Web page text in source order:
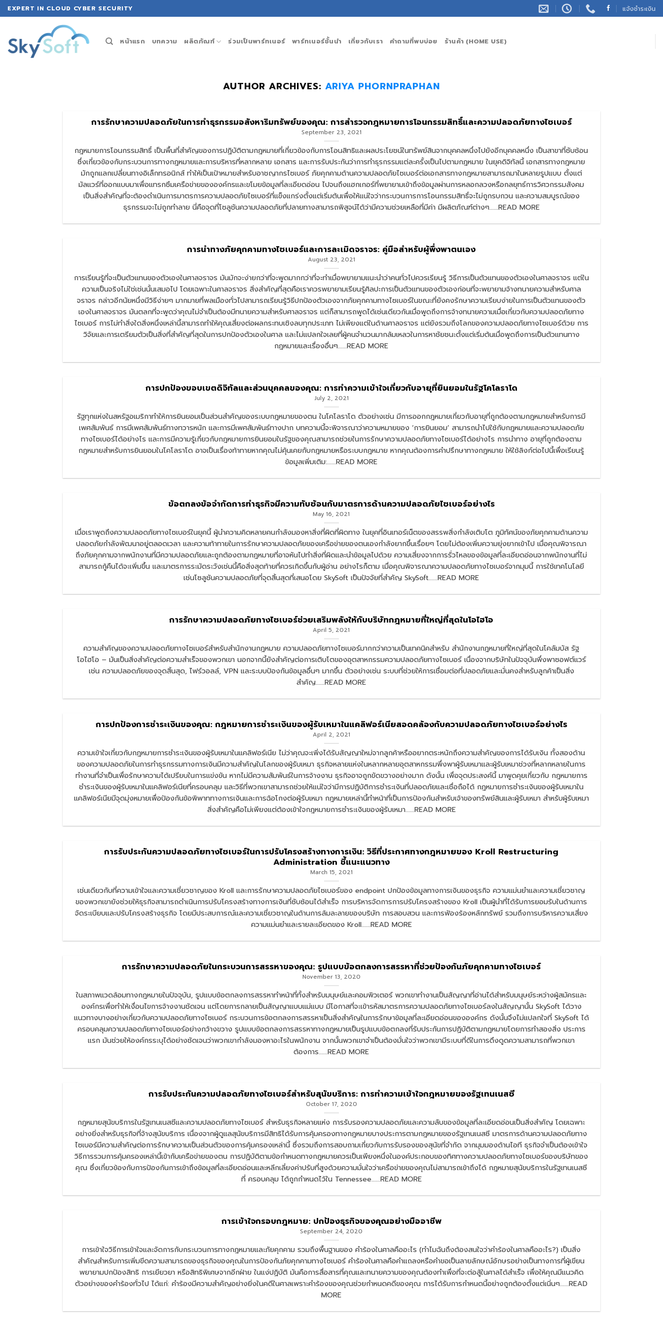
Skip
to
EXPERT IN CLOUD CYBER SECURITY แจ้งชำระเงิน
หน้าแรก บทความ ผลิตภัณฑ์ ร่วมเป็นพาร์ทเนอร์ พาร์ทเนอร์ชั้นนำ เกี่ยวกับเรา คำถามที่พบบ่อย ร้านค้า (HOME USE)
AUTHOR ARCHIVES: ARIYA PHORNPRAPHAN
การรักษาความปลอดภัยในการทำธุรกรรมอสังหาริมทรัพย์ของคุณ: การสำรวจกฎหมายการโอนกรรมสิทธิ์และความปลอดภัยทางไซเบอร์
September 23, 2021
กฎหมายการโอนกรรมสิทธิ์ เป็นพื้นที่สำคัญของการปฏิบัติตามกฎหมายที่เกี่ยวข้องกับการโอนสิทธิและผลประโยชน์ในทรัพย์สินจากบุคคลหนึ่งไปยังอีกบุคคลหนึ่ง เป็นสาขาที่ซับซ้อน
ซึ่งเกี่ยวข้องกับกระบวนการทางกฎหมายและการบริหารที่หลากหลาย เอกสาร และการรับประกันว่าการทำธุรกรรมแต่ละครั้งเป็นไปตามกฎหมาย ในยุคดิจิทัลนี้ เอกสารทางกฎหมาย
มักถูกแลกเปลี่ยนทางอิเล็กทรอนิกส์ ทำให้เป็นเป้าหมายสำหรับอาชญากรไซเบอร์ ภัยคุกคามด้านความปลอดภัยไซเบอร์ต่อเอกสารทางกฎหมายสามารถมาในหลายรูปแบบ ตั้งแต่
มัลแวร์ที่ออกแบบมาเพื่อแทรกซึมเครือข่ายขององค์กรและขโมยข้อมูลที่ละเอียดอ่อน ไปจนถึงแฮกเกอร์ที่พยายามเข้าถึงข้อมูลผ่านการหลอกลวงหรือกลยุทธ์การวิศวกรรมสังคม
เป็นสิ่งสำคัญที่จะต้องดำเนินการมาตรการความปลอดภัยไซเบอร์ที่แข็งแกร่งตั้งแต่เริ่มต้นเพื่อให้แน่ใจว่ากระบวนการการโอนกรรมสิทธิ์จะไม่ถูกรบกวน และความสมบูรณ์ของ
ธุรกรรมจะไม่ถูกทำลาย นี่คือจุดที่โซลูชันความปลอดภัยที่ปลายทางสามารถพิสูจน์ได้ว่ามีความช่วยเหลือที่มีค่า มีผลิตภัณฑ์ต่างๆ......READ MORE
การนำทางภัยคุกคามทางไซเบอร์และการละเมิดจราจร: คู่มือสำหรับผู้พึ่งพาตนเอง
August 23, 2021
การเรียนรู้ที่จะเป็นตัวแทนของตัวเองในศาลจราจร มันมักจะง่ายกว่าที่จะพูดมากกว่าที่จะทำเมื่อพยายามแนะนำว่าคนทั่วไปควรเรียนรู้ วิธีการเป็นตัวแทนของตัวเองในศาลจราจร แต่ใน
ความเป็นจริงไม่ใช่เช่นนั้นเสมอไป โดยเฉพาะในศาลจราจร สิ่งสำคัญที่สุดคือเราควรพยายามเรียนรู้ศิลปะการเป็นตัวแทนของตัวเองก่อนที่จะพยายามจ้างทนายความสำหรับศาล
จราจร กล่าวอีกนัยหนึ่งมีวิธีง่ายๆ มากมายที่พลเมืองทั่วไปสามารถเรียนรู้วิธีปกป้องตัวเองจากภัยคุกคามทางไซเบอร์ในขณะที่ยังคงรักษาความเรียบง่ายในการเป็นตัวแทนของตัว
เองในศาลจราจร มันตลกที่จะพูดว่าคุณไม่จำเป็นต้องมีทนายความสำหรับศาลจราจร แต่ก็สามารถพูดได้เช่นเดียวกันเมื่อพูดถึงการจ้างทนายความเมื่อเกี่ยวกับความปลอดภัยทาง
ไซเบอร์ การไม่ทำสิ่งใดสิ่งหนึ่งเหล่านี้สามารถทำให้คุณเสี่ยงต่อผลกระทบเชิงลบทุกประเภท ไม่เพียงแต่ในด้านศาลจราจร แต่ยังรวมถึงโลกของความปลอดภัยทางไซเบอร์ด้วย การ
วิจัยและการเตรียมตัวเป็นสิ่งที่สำคัญที่สุดในการปกป้องตัวเองในศาล และไม่แปลกใจเลยที่ผู้คนจำนวนมากล้มเหลวในการหาชัยชนะตั้งแต่เริ่มต้นเมื่อพูดถึงการเป็นตัวแทนทาง
กฎหมายและเรื่องอื่นๆ......READ MORE
การปกป้องขอบเขตดิจิทัลและส่วนบุคคลของคุณ: การทำความเข้าใจเกี่ยวกับอายุที่ยินยอมในรัฐโคโลราโด
July 2, 2021
รัฐทุกแห่งในสหรัฐอเมริกาทำให้การยินยอมเป็นส่วนสำคัญของระบบกฎหมายของตน ในโคโลราโด ตัวอย่างเช่น มีการออกกฎหมายเกี่ยวกับอายุที่ถูกต้องตามกฎหมายสำหรับการมี
เพศสัมพันธ์ การมีเพศสัมพันธ์ทางทวารหนัก และการมีเพศสัมพันธ์ทางปาก บทความนี้จะพิจารณาว่าความหมายของ ‘การยินยอม’ สามารถนำไปใช้กับกฎหมายและความปลอดภัย
ทางไซเบอร์ได้อย่างไร และการมีความรู้เกี่ยวกับกฎหมายการยินยอมในรัฐของคุณสามารถช่วยในการรักษาความปลอดภัยทางไซเบอร์ได้อย่างไร การนำทาง อายุที่ถูกต้องตาม
กฎหมายสำหรับการยินยอมในโคโลราโด อาจเป็นเรื่องท้าทายหากคุณไม่คุ้นเคยกับกฎหมายหรือระบบกฎหมาย หากคุณต้องการคำปรึกษาทางกฎหมาย ให้ใช้ลิงก์ต่อไปนี้เพื่อเรียนรู้
ข้อมูลเพิ่มเติม:......READ MORE
ข้อตกลงข้อจำกัดการทำธุรกิจมีความทับซ้อนกับมาตรการด้านความปลอดภัยไซเบอร์อย่างไร
May 16, 2021
เมื่อเราพูดถึงความปลอดภัยทางไซเบอร์ในยุคนี้ ผู้นำความคิดหลายคนกำลังมองหาสิ่งที่ผิดที่ผิดทาง ในยุคที่อินเทอร์เน็ตของสรรพสิ่งกำลังเติบโต ภูมิทัศน์ของภัยคุกคามด้านความ
ปลอดภัยกำลังพัฒนาอยู่ตลอดเวลา และความท้าทายในการรักษาความปลอดภัยของเครือข่ายของตนเองกำลังยากขึ้นเรื่อยๆ โดยไม่ต้องเพิ่มความยุ่งยากเข้าไป เมื่อคุณพิจารณา
ถึงภัยคุกคามจากพนักงานที่มีความปลอดภัยและถูกต้องตามกฎหมายที่อาจหันไปทำสิ่งที่ผิดและนำข้อมูลไปด้วย ความเสี่ยงจากการรั่วไหลของข้อมูลที่ละเอียดอ่อนจากพนักงานที่ไม่
สามารถกู้คืนได้จะเพิ่มขึ้น และมาตรการระมัดระวังเช่นนี้คือสิ่งสุดท้ายที่ควรเกิดขึ้นกับผู้อ่าน อย่างไรก็ตาม เมื่อคุณพิจารณาความปลอดภัยทางไซเบอร์จากมุมนี้ การใช้เทคโนโลยี
เช่นโซลูชันความปลอดภัยที่จุดสิ้นสุดที่เสนอโดย SkySoft เป็นปัจจัยที่สำคัญ SkySoft......READ MORE
การรักษาความปลอดภัยทางไซเบอร์ช่วยเสริมพลังให้กับบริษัทกฎหมายที่ใหญ่ที่สุดในโอไฮโอ
April 5, 2021
ความสำคัญของความปลอดภัยทางไซเบอร์สำหรับสำนักงานกฎหมาย ความปลอดภัยทางไซเบอร์มากกว่าความเป็นเทคนิคสำหรับ สำนักงานกฎหมายที่ใหญ่ที่สุดในโคลัมบัส รัฐ
โอไฮโอ – มันเป็นสิ่งสำคัญต่อความสำเร็จของพวกเขา นอกจากนี้ยังสำคัญต่อการเติบโตของอุตสาหกรรมความปลอดภัยทางไซเบอร์ เนื่องจากบริษัทในปัจจุบันพึ่งพาซอฟต์แวร์
เช่น ความปลอดภัยของจุดสิ้นสุด, ไฟร์วอลล์, VPN และระบบป้องกันข้อมูลอื่นๆ มากขึ้น ตัวอย่างเช่น ระบบที่ช่วยให้การเชื่อมต่อที่ปลอดภัยและมั่นคงสำหรับลูกค้าเป็นสิ่ง
สำคัญ......READ MORE
การปกป้องการชำระเงินของคุณ: กฎหมายการชำระเงินของผู้รับเหมาในแคลิฟอร์เนียสอดคล้องกับความปลอดภัยทางไซเบอร์อย่างไร
April 2, 2021
ความเข้าใจเกี่ยวกับกฎหมายการชำระเงินของผู้รับเหมาในแคลิฟอร์เนีย ไม่ว่าคุณจะเพิ่งได้รับสัญญาใหม่จากลูกค้าหรืออยากตระหนักถึงความสำคัญของการได้รับเงิน ทั้งสองด้าน
ของความปลอดภัยในการทำธุรกรรมทางการเงินมีความสำคัญในโลกของผู้รับเหมา ธุรกิจหลายแห่งในหลากหลายอุตสาหกรรมพึ่งพาผู้รับเหมาและผู้รับเหมาช่วงที่หลากหลายในการ
ทำงานที่จำเป็นเพื่อรักษาความได้เปรียบในการแข่งขัน หากไม่มีความสัมพันธ์ในการจ้างงาน ธุรกิจอาจถูกขัดขวางอย่างมาก ดังนั้น เพื่อจุดประสงค์นี้ มาพูดคุยเกี่ยวกับ กฎหมายการ
ชำระเงินของผู้รับเหมาในแคลิฟอร์เนียที่ครอบคลุม และวิธีที่พวกเขาสามารถช่วยให้แน่ใจว่ามีการปฏิบัติการชำระเงินที่ปลอดภัยและเชื่อถือได้ กฎหมายการชำระเงินของผู้รับเหมาใน
แคลิฟอร์เนียมีจุดมุ่งหมายเพื่อป้องกันข้อพิพาททางการเงินและการฉ้อโกงต่อผู้รับเหมา กฎหมายเหล่านี้ทำหน้าที่เป็นการป้องกันสำหรับเจ้าของทรัพย์สินและผู้รับเหมา สำหรับผู้รับเหมา
สิ่งสำคัญคือไม่เพียงแต่ต้องเข้าใจกฎหมายการชำระเงินของผู้รับเหมา......READ MORE
การรับประกันความปลอดภัยทางไซเบอร์ในการปรับโครงสร้างทางการเงิน: วิธีที่ประกาศทางกฎหมายของ Kroll Restructuring
Administration ชี้แนะแนวทาง
March 15, 2021
เช่นเดียวกับที่ความเข้าใจและความเชี่ยวชาญของ Kroll และการรักษาความปลอดภัยไซเบอร์ของ endpoint ปกป้องข้อมูลทางการเงินของธุรกิจ ความแม่นยำและความเชี่ยวชาญ
ของพวกเขายังช่วยให้ธุรกิจสามารถดำเนินการปรับโครงสร้างทางการเงินที่ซับซ้อนได้สำเร็จ การบริหารจัดการการปรับโครงสร้างของ Kroll เป็นผู้นำที่ได้รับการยอมรับในด้านการ
จัดระเบียบและปรับโครงสร้างธุรกิจ โดยมีประสบการณ์และความเชี่ยวชาญในด้านการล้มละลายของบริษัท การสอบสวน และการฟ้องร้องหลักทรัพย์ รวมถึงการบริหารความเสี่ยง
ความแม่นยำและรายละเอียดของ Kroll......READ MORE
การรักษาความปลอดภัยในกระบวนการสรรหาของคุณ: รูปแบบข้อตกลงการสรรหาที่ช่วยป้องกันภัยคุกคามทางไซเบอร์
November 13, 2020
ในสภาพแวดล้อมทางกฎหมายในปัจจุบัน, รูปแบบข้อตกลงการสรรหาทำหน้าที่ทั้งสำหรับมนุษย์และคอมพิวเตอร์ พวกเขาทำงานเป็นสัญญาที่อ่านได้สำหรับมนุษย์ระหว่างผู้สมัครและ
องค์กรเพื่อทำให้เงื่อนไขการจ้างงานชัดเจน แต่โดยการกลายเป็นสัญญาแบบแม่แบบ มีโอกาสที่จะเข้ารหัสมาตรการความปลอดภัยทางไซเบอร์ลงในสัญญานั้น SkySoft ได้วาง
แนวทางบางอย่างเกี่ยวกับความปลอดภัยทางไซเบอร์ กระบวนการข้อตกลงการสรรหาเป็นสิ่งสำคัญในการรักษาข้อมูลที่ละเอียดอ่อนขององค์กร ดังนั้นจึงไม่แปลกใจที่ SkySoft ได้
ครอบคลุมความปลอดภัยทางไซเบอร์อย่างกว้างขวาง รูปแบบข้อตกลงการสรรหาทางกฎหมายเป็นรูปแบบข้อตกลงที่รับประกันการปฏิบัติตามกฎหมายโดยการทำสองสิ่ง ประการ
แรก มันช่วยให้องค์กรระบุได้อย่างชัดเจนว่าพวกเขากำลังมองหาอะไรในพนักงาน จากนั้นพวกเขาจำเป็นต้องมั่นใจว่าพวกเขามีระบบที่ดีในการดึงดูดความสามารถที่พวกเขา
ต้องการ......READ MORE
การรับประกันความปลอดภัยทางไซเบอร์สำหรับสุนัขบริการ: การทำความเข้าใจกฎหมายของรัฐเทนเนสซี
October 17, 2020
กฎหมายสุนัขบริการในรัฐเทนเนสซีและความปลอดภัยทางไซเบอร์ สำหรับธุรกิจหลายแห่ง การรับรองความปลอดภัยและความลับของข้อมูลที่ละเอียดอ่อนเป็นสิ่งสำคัญ โดยเฉพาะ
อย่างยิ่งสำหรับธุรกิจที่จ้างสุนัขบริการ เนื่องจากผู้ดูแลสุนัขบริการมีสิทธิได้รับการคุ้มครองทางกฎหมายบางประการตามกฎหมายของรัฐเทนเนสซี มาตรการด้านความปลอดภัยทาง
ไซเบอร์มีความสำคัญต่อการรักษาความเป็นส่วนตัวของการคุ้มครองเหล่านี้ ซึ่งรวมถึงการสอบถามเกี่ยวกับการรับรองของสุนัขที่จำกัด จากมุมมองด้านไอที ธุรกิจจำเป็นต้องเข้าใจ
วิธีการรวมการคุ้มครองเหล่านี้เข้ากับเครือข่ายของตน การปฏิบัติตามข้อกำหนดทางกฎหมายควรเป็นเพียงหนึ่งในองค์ประกอบของทิศทางความปลอดภัยทางไซเบอร์ของบริษัทของ
คุณ ซึ่งเกี่ยวข้องกับการป้องกันการเข้าถึงข้อมูลที่ละเอียดอ่อนและหลีกเลี่ยงค่าปรับที่สูงด้วยความมั่นใจว่าเครือข่ายของคุณไม่สามารถเข้าถึงได้ กฎหมายสุนัขบริการในรัฐเทนเนสซี
ที่ ครอบคลุม ได้ถูกกำหนดไว้ใน Tennessee......READ MORE
การเข้าใจกรอบกฎหมาย: ปกป้องธุรกิจของคุณอย่างมืออาชีพ
September 24, 2020
การเข้าใจวิธีการเข้าใจและจัดการกับกระบวนการทางกฎหมายและภัยคุกคาม รวมถึงพื้นฐานของ คำร้องในศาลคืออะไร (ทำไมฉันถึงต้องสนใจว่าคำร้องในศาลคืออะไร?) เป็นสิ่ง
สำคัญสำหรับการเพิ่มขีดความสามารถของธุรกิจของคุณในการป้องกันภัยคุกคามทางไซเบอร์ คำร้องในศาลคือคำแถลงหรือคำขอเป็นลายลักษณ์อักษรอย่างเป็นทางการที่ผู้เขียน
พยายามปกป้องสิทธิ การเยียวยา หรือสิทธิพิเศษจากอีกฝ่าย ในแง่ปฏิบัติ มันคือการสื่อสารที่คุณและทนายความของคุณต้องทำเพื่อที่จะต่อสู้ในศาลได้สำเร็จ เพื่อให้คุณมีแนวคิด
ตัวอย่างของคำร้องทั่วไป ได้แก่: คำร้องมีความสำคัญอย่างยิ่งในคดีในศาลเพราะคำร้องของคุณช่วยกำหนดคดีของคุณ การได้รับการกำหนดนี้อย่างถูกต้องตั้งแต่เนิ่นๆ......READ
MORE